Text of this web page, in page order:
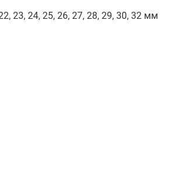
23, 24, 25, 26, 27, 28, 29, 30, 32 мм